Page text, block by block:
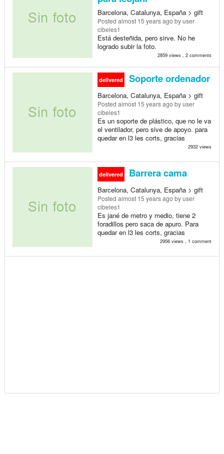
Barcelona, Catalunya, España > gift
Posted almost 15 years ago by user
cibeles1
Está desteñida, pero sirve. No he
logrado subir la foto.
2859 views , 2 comments
delivered Soporte ordenador
Barcelona, Catalunya, España > gift
Posted almost 15 years ago by user
cibeles1
Es un soporte de plástico, que no le va
el ventilador, pero sive de apoyo. para
quedar en l3 les corts, gracias
2932 views
delivered Barrera cama
Barcelona, Catalunya, España > gift
Posted almost 15 years ago by user
cibeles1
Es jané de metro y medio, tiene 2
foradillos pero saca de apuro. Para
quedar en l3 les corts, gracias
2956 views , 1 comment